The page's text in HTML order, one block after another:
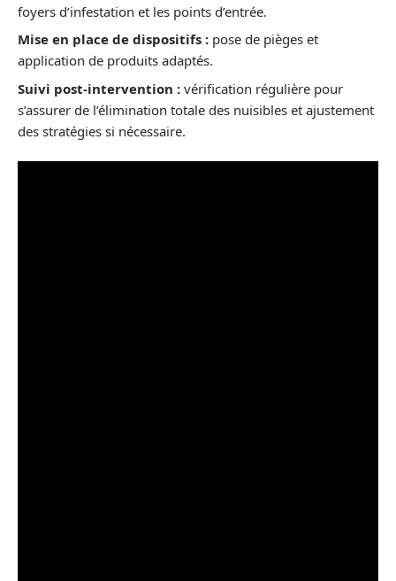
foyers d’infestation et les points d’entrée.
Mise en place de dispositifs : pose de pièges et
application de produits adaptés.
Suivi post-intervention : vérification régulière pour
s’assurer de l’élimination totale des nuisibles et ajustement
des stratégies si nécessaire.